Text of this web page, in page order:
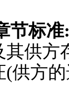
节标准
供方
供方